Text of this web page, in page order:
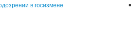
в госизмене